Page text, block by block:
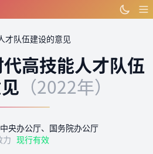
才队伍建设的意见
高技能人才队伍
（2022年）
央办公厅、国务院办公厅
力 现行有效